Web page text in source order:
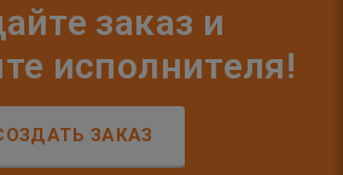
заказ и
исполнителя!
ЗАКАЗ